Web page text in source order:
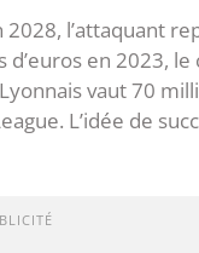
l’attaquant
en 2023, le
vaut 70
L’idée de